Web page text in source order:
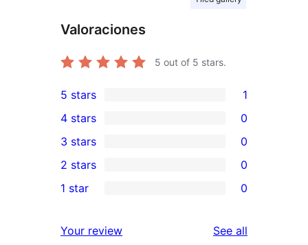
Valoraciones
5 out of 5 stars.
1
5-
star
review
5 stars 1
4-
star
reviews
4 stars 0
0
3-
star
3 stars 0
2-
reviews
2 stars 0
star
1 star 0
Your review See all